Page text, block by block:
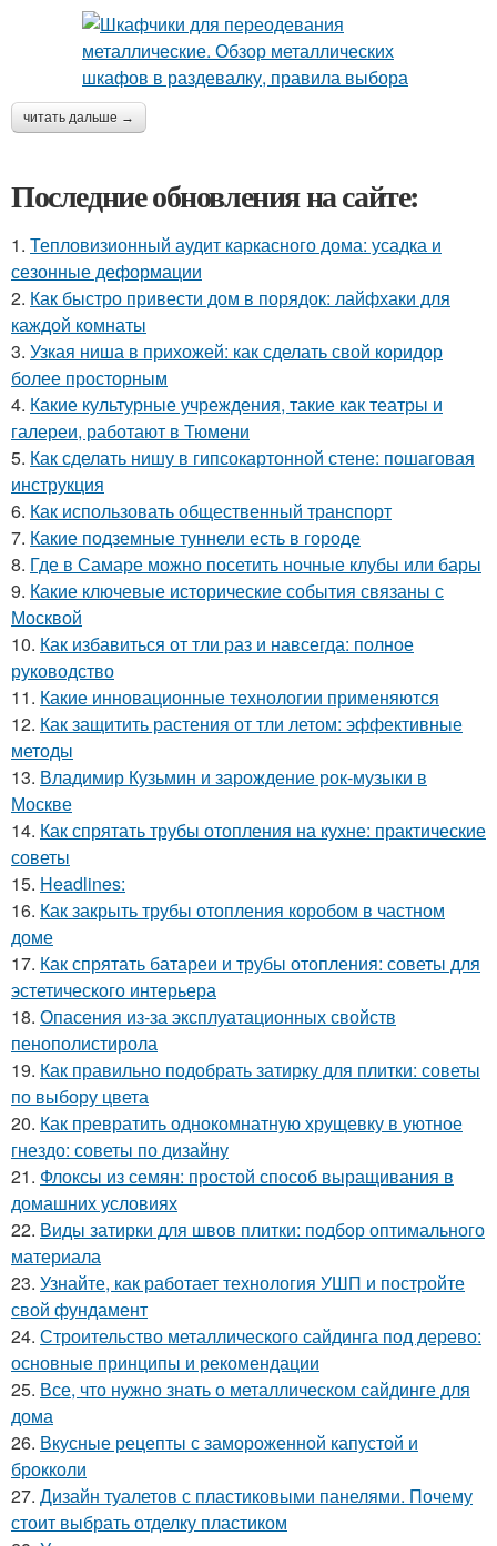
читать дальше →
Последние обновления на сайте:
1. Тепловизионный аудит каркасного дома: усадка и
сезонные деформации
2. Как быстро привести дом в порядок: лайфхаки для
каждой комнаты
3. Узкая ниша в прихожей: как сделать свой коридор
более просторным
4. Какие культурные учреждения, такие как театры и
галереи, работают в Тюмени
5. Как сделать нишу в гипсокартонной стене: пошаговая
инструкция
6. Как использовать общественный транспорт
7. Какие подземные туннели есть в городе
8. Где в Самаре можно посетить ночные клубы или бары
9. Какие ключевые исторические события связаны с
Москвой
10. Как избавиться от тли раз и навсегда: полное
руководство
11. Какие инновационные технологии применяются
12. Как защитить растения от тли летом: эффективные
методы
13. Владимир Кузьмин и зарождение рок-музыки в
Москве
14. Как спрятать трубы отопления на кухне: практические
советы
15. Headlines:
16. Как закрыть трубы отопления коробом в частном
доме
17. Как спрятать батареи и трубы отопления: советы для
эстетического интерьера
18. Опасения из-за эксплуатационных свойств
пенополистирола
19. Как правильно подобрать затирку для плитки: советы
по выбору цвета
20. Как превратить однокомнатную хрущевку в уютное
гнездо: советы по дизайну
21. Флоксы из семян: простой способ выращивания в
домашних условиях
22. Виды затирки для швов плитки: подбор оптимального
материала
23. Узнайте, как работает технология УШП и постройте
свой фундамент
24. Строительство металлического сайдинга под дерево:
основные принципы и рекомендации
25. Все, что нужно знать о металлическом сайдинге для
дома
26. Вкусные рецепты с замороженной капустой и
брокколи
27. Дизайн туалетов с пластиковыми панелями. Почему
стоит выбрать отделку пластиком